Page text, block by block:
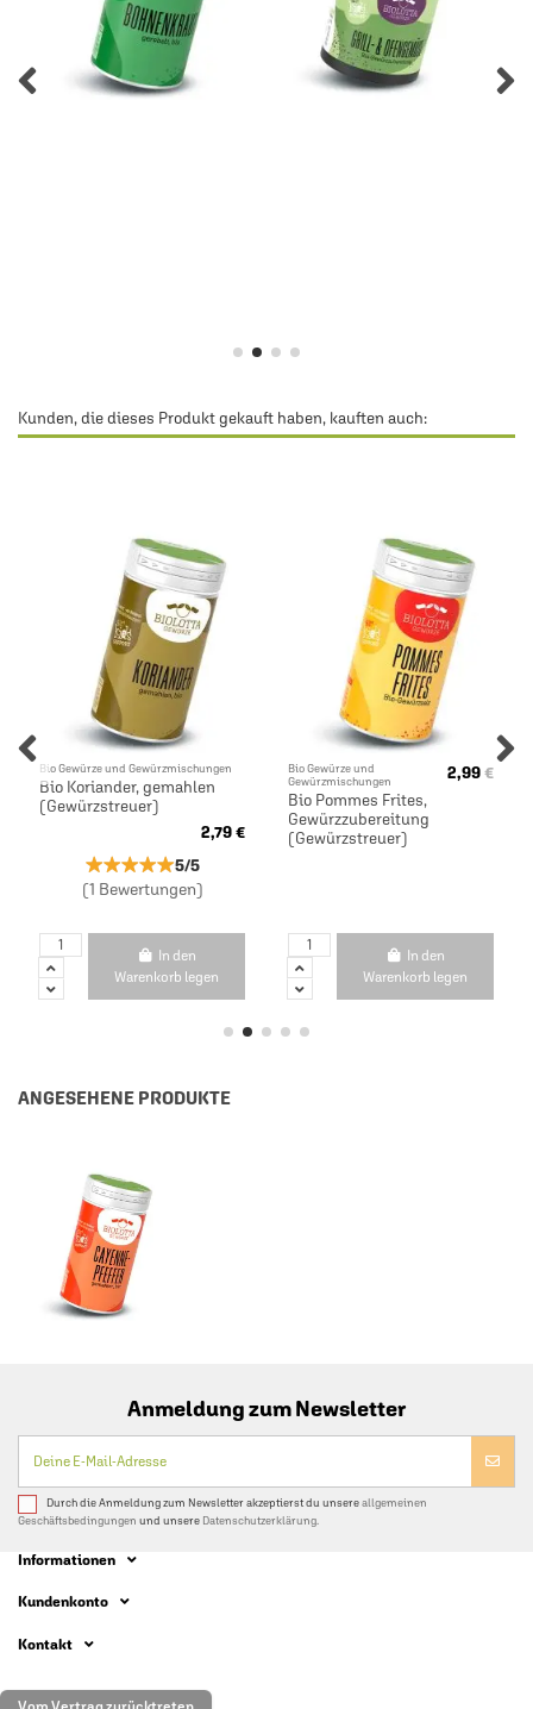
Kunden, die dieses Produkt gekauft haben, kauften auch:
Bio Gewürze und Gewürzmischungen
Bio Koriander, gemahlen
(Gewürzstreuer)
2,79 €
★★★★★
★★★★★5/5
(1 Bewertungen)
In den
Warenkorb legen
Bio Gewürze und
Gewürzmischungen
Bio Pommes Frites,
Gewürzzubereitung
(Gewürzstreuer)
2,99 €
In den
Warenkorb legen
ANGESEHENE PRODUKTE
Anmeldung zum Newsletter
Durch die Anmeldung zum Newsletter akzeptierst du unsereallgemeinen
Geschäftsbedingungen und unsere Datenschutzerklärung.
Informationen
Kundenkonto
Kontakt